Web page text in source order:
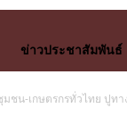
ข่าวประชาสัมพันธ์
น-เกษตรกรทั่วไทย ปูทา